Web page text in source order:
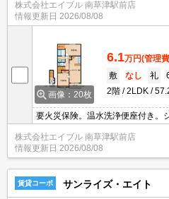
光インターネット無料。ウォーク
株式会社エイブル 南草津駅前店
情報更新日 2026/08/08
画像：20枚
6.1万円(管理
敷
なし 礼
2階
2LDK
要火災保険。温水洗浄便座付き。
インクローゼット付き。インター
株式会社エイブル 南草津駅前店
情報更新日 2026/08/08
賃貸コーポ サンライズ・エイト